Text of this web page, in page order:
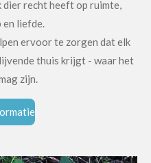
dier recht heeft op ruimte,
en liefde.
ervoor te zorgen dat elk
thuis krijgt - waar het
zijn.